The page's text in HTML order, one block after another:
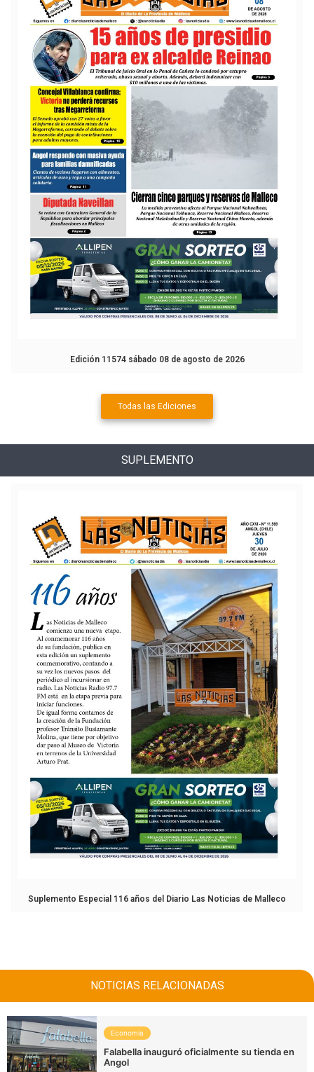
Edición 11574 sábado 08 de agosto de 2026
Todas las Ediciones
SUPLEMENTO
Suplemento Especial 116 años del Diario Las Noticias de Malleco
NOTICIAS RELACIONADAS
Economía
Falabella inauguró oficialmente su tienda en
Angol